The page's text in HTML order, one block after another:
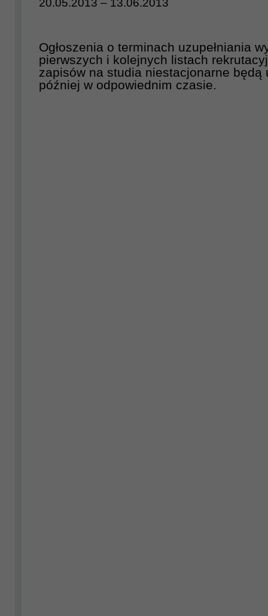
20.05.2013 – 13.06.2013
Ogłoszenia o terminach uzupełniania
pierwszych i kolejnych listach
zapisów na studia niestacjonarne będą
później w odpowiednim czasie.